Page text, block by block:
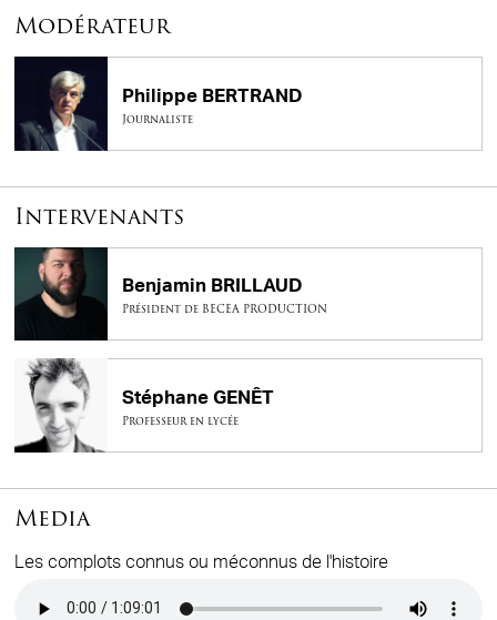
Modérateur
Philippe BERTRAND
Journaliste
Intervenants
Benjamin BRILLAUD
Président de BECEA PRODUCTION
Stéphane GENÊT
Professeur en lycée
Media
Les complots connus ou méconnus de l'histoire